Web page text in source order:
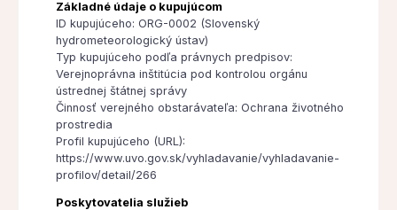
Základné údaje o kupujúcom
ID kupujúceho: ORG-0002 (Slovenský
hydrometeorologický ústav)
Typ kupujúceho podľa právnych predpisov:
Verejnoprávna inštitúcia pod kontrolou orgánu
ústrednej štátnej správy
Činnosť verejného obstarávateľa: Ochrana životného
prostredia
Profil kupujúceho (URL):
https://www.uvo.gov.sk/vyhladavanie/vyhladavanie-
profilov/detail/266
Poskytovatelia služieb